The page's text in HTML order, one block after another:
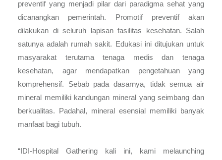
preventif yang menjadi pilar dari paradigma sehat yang
dicanangkan pemerintah. Promotif preventif akan
dilakukan di seluruh lapisan fasilitas kesehatan. Salah
satunya adalah rumah sakit. Edukasi ini ditujukan untuk
masyarakat terutama tenaga medis dan tenaga
kesehatan, agar mendapatkan pengetahuan yang
komprehensif. Sebab pada dasarnya, tidak semua air
mineral memiliki kandungan mineral yang seimbang dan
berkualitas. Padahal, mineral esensial memiliki banyak
manfaat bagi tubuh.
“IDI-Hospital Gathering kali ini, kami melaunching